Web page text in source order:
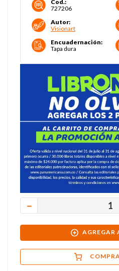
Cod.:
727206
Autor:
Visionart
Encuadernación:
Tapa dura
－
AGREGAR